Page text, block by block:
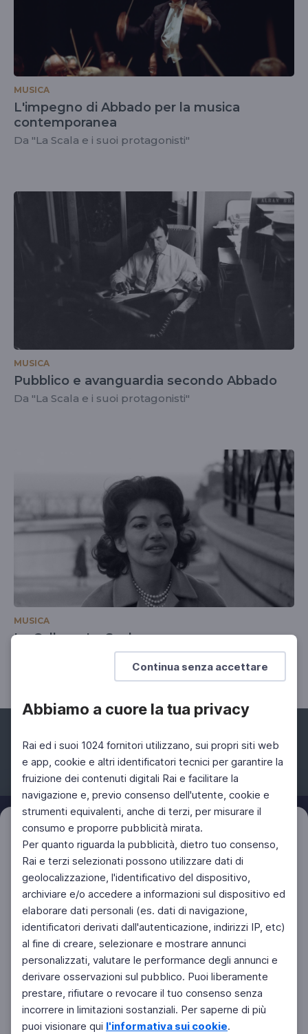
Continua senza accettare
Abbiamo a cuore la tua privacy
Rai ed i suoi 1024 fornitori utilizzano, sui propri siti web
e app, cookie e altri identificatori tecnici per garantire la
fruizione dei contenuti digitali Rai e facilitare la
navigazione e, previo consenso dell'utente, cookie e
strumenti equivalenti, anche di terzi, per misurare il
consumo e proporre pubblicità mirata.
Per quanto riguarda la pubblicità, dietro tuo consenso,
Rai e terzi selezionati possono utilizzare dati di
geolocalizzazione, l'identificativo del dispositivo,
archiviare e/o accedere a informazioni sul dispositivo ed
elaborare dati personali (es. dati di navigazione,
identificatori derivati dall'autenticazione, indirizzi IP, etc)
al fine di creare, selezionare e mostrare annunci
personalizzati, valutare le performance degli annunci e
derivare osservazioni sul pubblico. Puoi liberamente
prestare, rifiutare o revocare il tuo consenso senza
incorrere in limitazioni sostanziali. Per saperne di più
puoi visionare qui l'informativa sui cookie.
MUSICA
L'impegno di Abbado per la musica
contemporanea
Da "La Scala e i suoi protagonisti"
MUSICA
Pubblico e avanguardia secondo Abbado
Da "La Scala e i suoi protagonisti"
MUSICA
La Callas e La Scala
Un'intervista del 1977
Filtri
Facebook Instagram Twitter